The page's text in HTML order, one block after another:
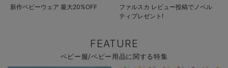
新作ベビーウェア 最大20%OFF
ファルスカ レビュー投稿でノベル
ティプレゼント!
FEATURE
ベビー服/ベビー用品に関する特集